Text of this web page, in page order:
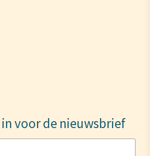
voor de nieuwsbrief